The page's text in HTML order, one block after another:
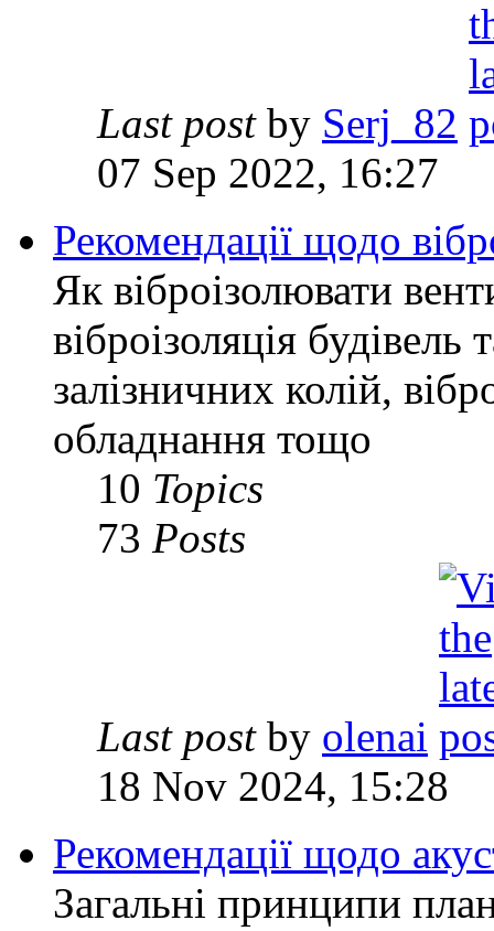
Last postby Serj_82
07 Sep 2022, 16:27
Рекомендації щодо
Як віброізолювати
віброізоляція
залізничних колій,
обладнання тощо
10 Topics
73 Posts
Last postby olenai
18 Nov 2024, 15:28
Рекомендації щодо
Загальні принципи